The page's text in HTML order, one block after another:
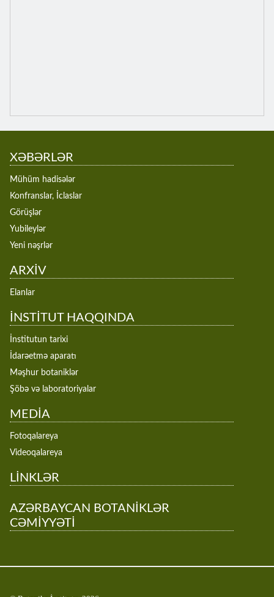
XƏBƏRLƏR
Mühüm hadisələr
Konfranslar, İclaslar
Görüşlər
Yubileylər
Yeni nəşrlər
ARXİV
Elanlar
İNSTİTUT HAQQINDA
İnstitutun tarixi
İdarəetmə aparatı
Məşhur botaniklər
Şöbə və laboratoriyalar
MEDİA
Fotoqalareya
Videoqalareya
LİNKLƏR
AZƏRBAYCAN BOTANİKLƏR
CƏMİYYƏTİ